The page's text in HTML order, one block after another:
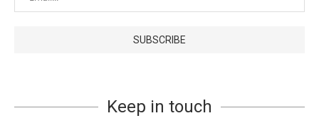
Keep in touch